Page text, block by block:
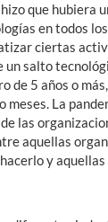
que hubiera
en todos
ciertas
un salto
de 5 años o
meses. La
las
aquellas
y aquellas